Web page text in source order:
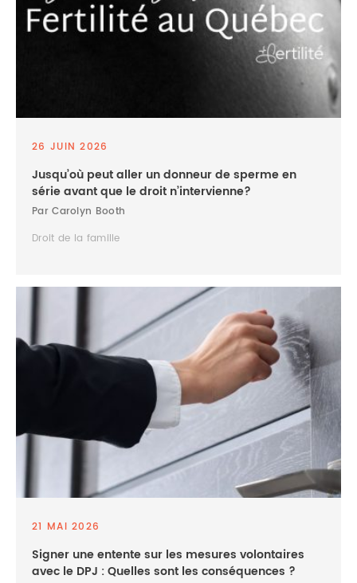
26 JUIN 2026
Jusqu’où peut aller un donneur de sperme en
série avant que le droit n’intervienne?
Par Carolyn Booth
Droit de la famille
21 MAI 2026
Signer une entente sur les mesures volontaires
avec le DPJ : Quelles sont les conséquences ?